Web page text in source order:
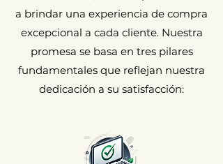
a brindar una experiencia de compra
excepcional a cada cliente. Nuestra
promesa se basa en tres pilares
fundamentales que reflejan nuestra
dedicación a su satisfacción: